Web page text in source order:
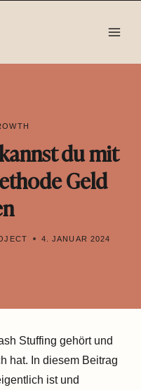
du mit
Geld
4. JANUAR 2024
Stuffing gehört und
hat. In diesem Beitrag
ist und